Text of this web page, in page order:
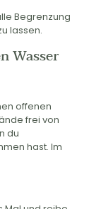
Begrenzung
lassen.
Wasser
offenen
frei von
du
hast. Im